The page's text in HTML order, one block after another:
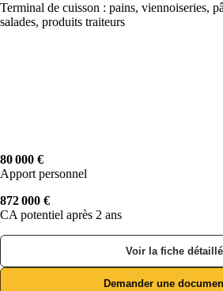
Terminal de cuisson : pains, viennoiseries,
salades, produits traiteurs
80 000 €
Apport personnel
872 000 €
CA potentiel après 2 ans
Voir la fiche
Demander une